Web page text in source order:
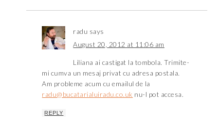
radu says
August 20, 2012 at 11:06 am
Liliana ai castigat la tombola. Trimite-
mi cumva un mesaj privat cu adresa postala.
Am probleme acum cu emailul de la
radu@bucatarialuiradu.co.uk nu-l pot accesa.
REPLY